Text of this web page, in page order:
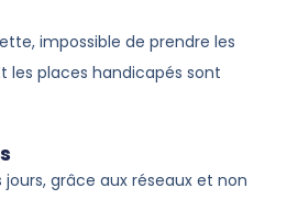
impossible de prendre les
les places handicapés sont
jours, grâce aux réseaux et non